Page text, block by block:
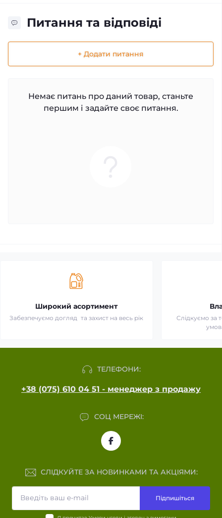
Питання та відповіді
+ Додати питання
Немає питань про даний товар, станьте
першим і задайте своє питання.
Широкий асортимент
Забезпечуємо догляд та захист на весь рік
Слідкуємо за
ТЕЛЕФОНИ:
+38 (075) 610 04 51 - менеджер з продажу
СОЦ МЕРЕЖІ:
СЛІДКУЙТЕ ЗА НОВИНКАМИ ТА АКЦІЯМИ:
Підпишіться